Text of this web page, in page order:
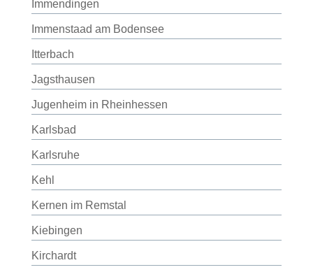
Immendingen
Immenstaad am Bodensee
Itterbach
Jagsthausen
Jugenheim in Rheinhessen
Karlsbad
Karlsruhe
Kehl
Kernen im Remstal
Kiebingen
Kirchardt